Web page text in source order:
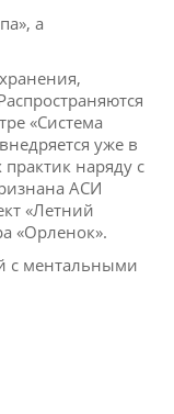
а
«Система
уже в
наряду с
АСИ
«Летний
«Орленок».
с ментальными